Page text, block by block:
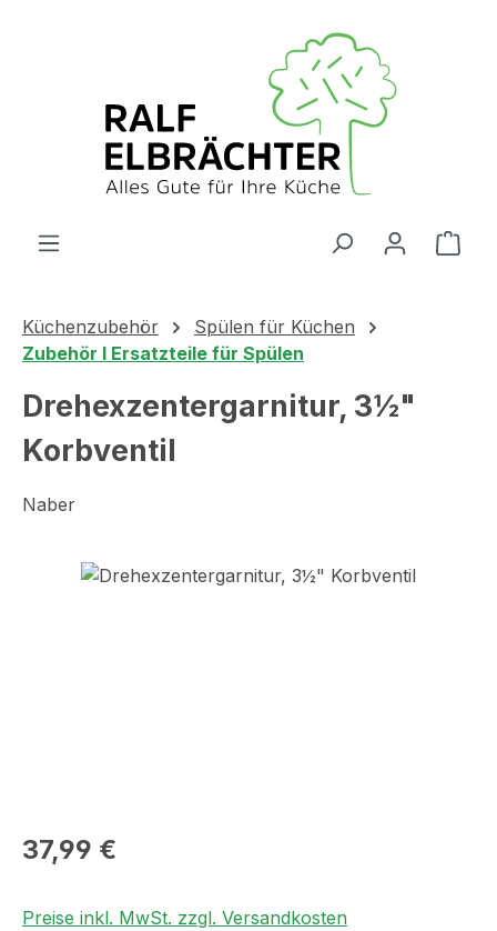
Küchenzubehör
Spülen für Küchen
Zubehör I Ersatzteile für Spülen
Drehexzentergarnitur, 3½"
Korbventil
Naber
Bildergalerie überspringen
Regulärer Preis:
37,99 €
Preise inkl. MwSt. zzgl. Versandkosten